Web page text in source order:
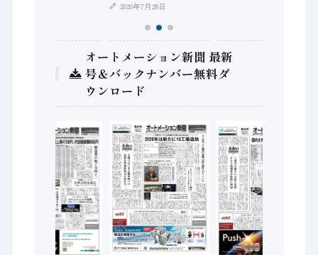
2026年7月28日
オートメーション新聞 最新
号＆バックナンバー無料ダ
ウンロード